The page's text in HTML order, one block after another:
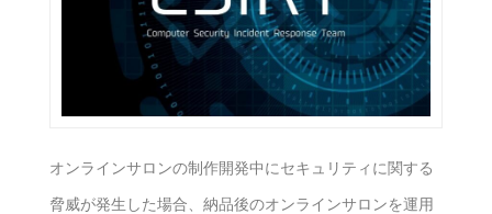
オンラインサロンの制作開発中にセキュリティに関する
脅威が発生した場合、納品後のオンラインサロンを運用